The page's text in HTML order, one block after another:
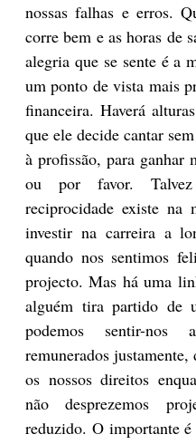
nossas falhas e erros.
corre bem e as horas de
alegria que se sente é a
um ponto de vista mais
financeira. Haverá
que ele decide cantar
à profissão, para ganhar
ou por favor.
reciprocidade existe
investir na carreira a
quando nos sentimos
projecto. Mas há uma
alguém tira partido de
podemos sentir-nos
remunerados
os nossos direitos
não desprezemos
reduzido. O importante